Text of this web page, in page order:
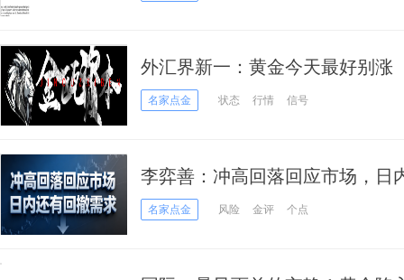
外汇界新一：黄金今天最好别涨
名家点金 状态 行情 信号
李弈善：冲高回落回应市场，日
名家点金 风险 金评 个点